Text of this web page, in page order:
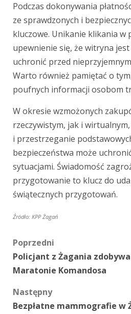
Podczas dokonywania
ze sprawdzonych i
kluczowe. Unikanie klikania w
upewnienie się, że witryna
uchronić przed
Warto również pamiętać o
poufnych informacji osobom
W okresie wzmożonych
rzeczywistym, jak i
i przestrzeganie
bezpieczeństwa może
sytuacjami. Świadomość
przygotowanie to klucz do
świątecznych przygotowań.
Źródło: KPP Żagań
Zobacz
wpisy
Poprzedni
Policjant z Żagania
Maratonie Komandosa
Następny
Bezpłatne mammografie w